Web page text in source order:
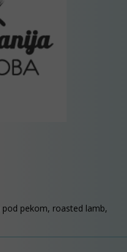
pekom, roasted lamb,